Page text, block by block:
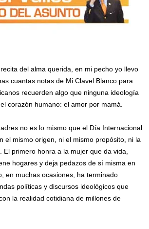
del alma querida, en mi pecho yo llevo
cuantas notas de Mi Clavel Blanco para
recuerden algo que ninguna ideología
corazón humano: el amor por mamá.
no es lo mismo que el Día Internacional
el mismo origen, ni el mismo propósito, ni la
El primero honra a la mujer que da vida,
hogares y deja pedazos de sí misma en
en muchas ocasiones, ha terminado
políticas y discursos ideológicos que
la realidad cotidiana de millones de